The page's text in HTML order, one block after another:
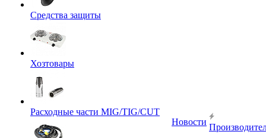
Средства защиты
Хозтовары
Расходные части MIG/TIG/CUT
Новости